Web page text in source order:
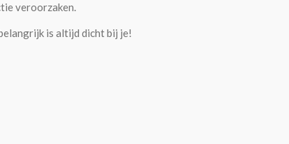
veroorzaken.
is altijd dicht bij je!